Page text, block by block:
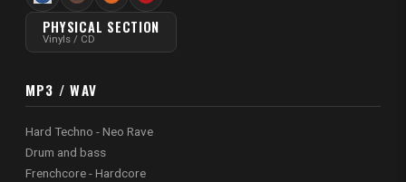
PHYSICAL SECTION
Vinyls / CD
MP3 / WAV
Hard Techno - Neo Rave
Drum and bass
Frenchcore - Hardcore